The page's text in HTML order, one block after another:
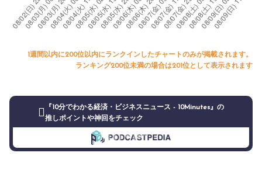
1週間以内に200位以内にランクインしたチャートのみが掲載されます。
ランキング200位未満の場合は201位として表示されます
『10分でわかる経済・ビジネスニュース - 10Minutes』の
推しポイントや神回をチェック